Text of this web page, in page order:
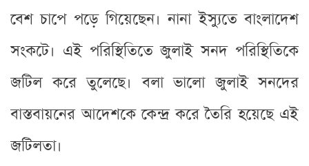
বেশ চাপে পড়ে গিয়েছেন। নানা ইস্যুতে বাংলাদেশ
সংকটে। এই পরিস্থিতিতে জুলাই সনদ পরিস্থিতিকে
জটিল করে তুলেছে। বলা ভালো জুলাই সনদের
বাস্তবায়নের আদেশকে কেন্দ্র করে তৈরি হয়েছে এই
জটিলতা।